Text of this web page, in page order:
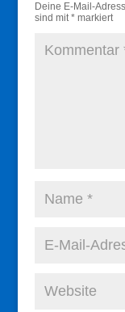
Deine E-Mail-
sind mit*markiert